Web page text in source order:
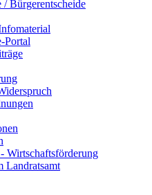
/ Bürgerentscheide
Portal
Wirtschaftsförderung
Landratsamt